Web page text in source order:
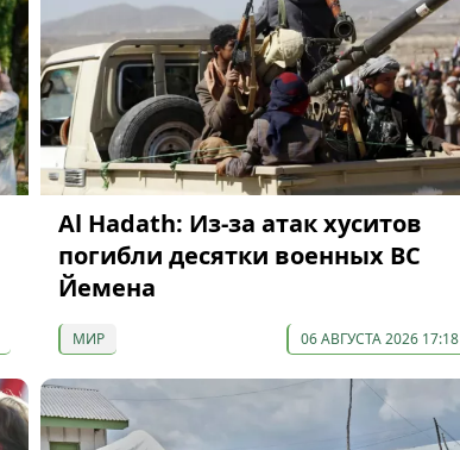
Al Hadath: Из-за атак хуситов
погибли десятки военных ВС
Йемена
МИР 06 АВГУСТА 2026 17:18